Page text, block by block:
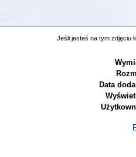
Jeśli jesteś na tym zdjęciu
Data